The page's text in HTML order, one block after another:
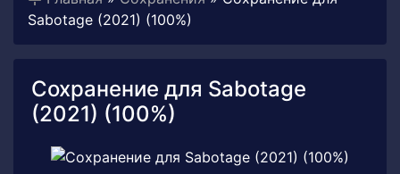
Sabotage (2021) (100%)
Сохранение для Sabotage
(2021) (100%)